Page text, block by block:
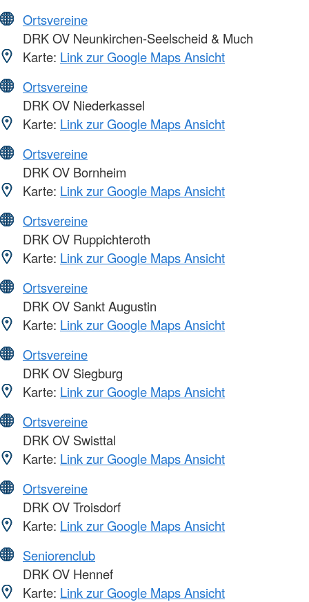
Ortsvereine
DRK OV Neunkirchen-Seelscheid & Much
Karte: Link zur Google Maps Ansicht
Ortsvereine
DRK OV Niederkassel
Karte: Link zur Google Maps Ansicht
Ortsvereine
DRK OV Bornheim
Karte: Link zur Google Maps Ansicht
Ortsvereine
DRK OV Ruppichteroth
Karte: Link zur Google Maps Ansicht
Ortsvereine
DRK OV Sankt Augustin
Karte: Link zur Google Maps Ansicht
Ortsvereine
DRK OV Siegburg
Karte: Link zur Google Maps Ansicht
Ortsvereine
DRK OV Swisttal
Karte: Link zur Google Maps Ansicht
Ortsvereine
DRK OV Troisdorf
Karte: Link zur Google Maps Ansicht
Seniorenclub
DRK OV Hennef
Karte: Link zur Google Maps Ansicht